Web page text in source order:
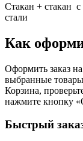
Стакан + стакан
стали
Как
Оформить заказ
выбранные товары
Корзина,
нажмите кнопку
Быстрый